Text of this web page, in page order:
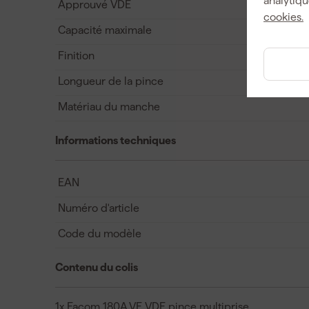
cookies.
Approuvé VDE
Capacité maximale
Finition
Longueur de la pince
Matériau du manche
Informations techniques
EAN
Numéro d'article
Code du modèle
Contenu du colis
1x Facom 180A.VE VDE pince multiprise